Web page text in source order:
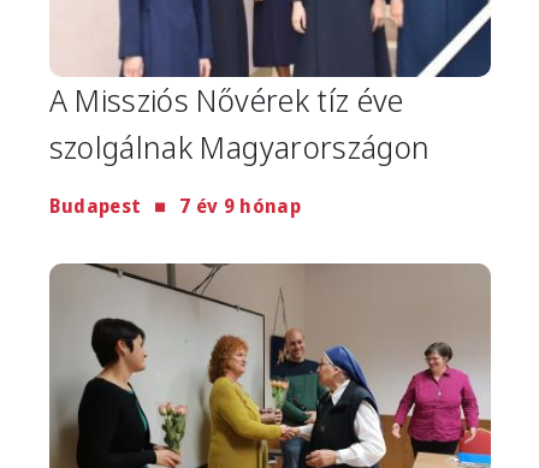
A Missziós Nővérek tíz éve
szolgálnak Magyarországon
Budapest 7 év 9 hónap
Image